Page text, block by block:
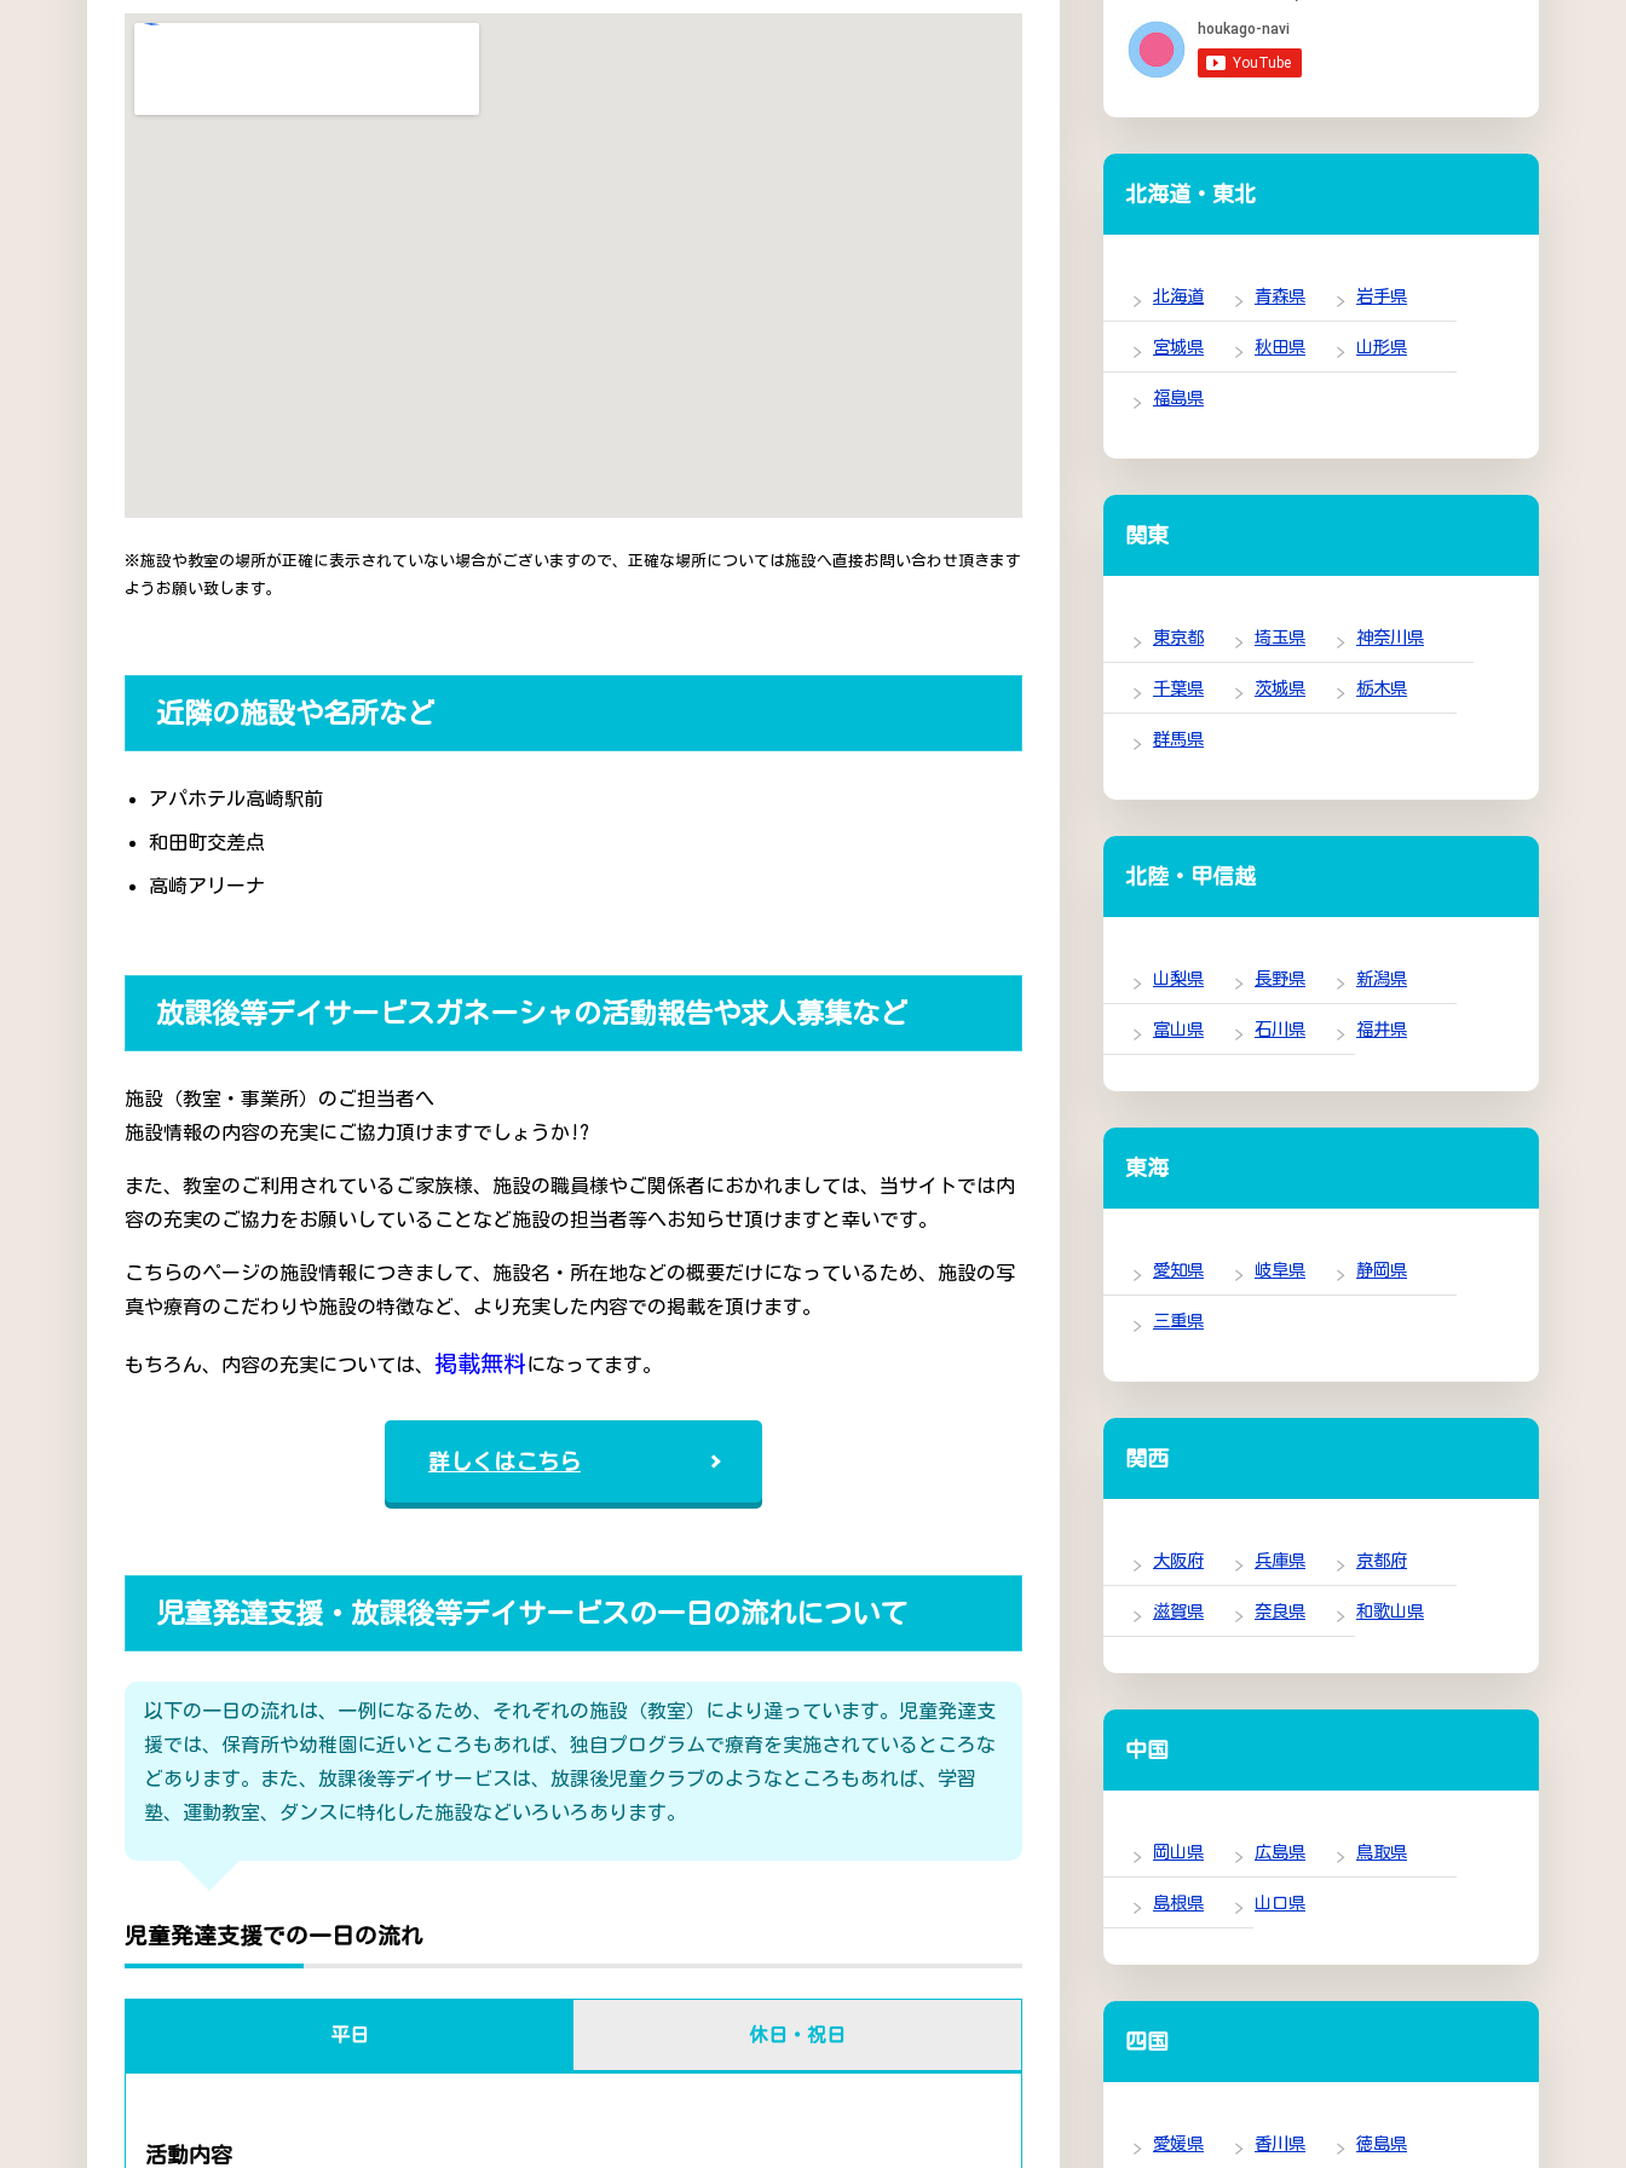
※施設や教室の場所が正確に表示されていない場合がございますので、正確な場所については施設へ直接お問い合わせ頂きます
ようお願い致します。
近隣の施設や名所など
アパホテル高崎駅前
和田町交差点
高崎アリーナ
放課後等デイサービスガネーシャの活動報告や求人募集など
施設（教室・事業所）のご担当者へ
施設情報の内容の充実にご協力頂けますでしょうか!?
また、教室のご利用されているご家族様、施設の職員様やご関係者におかれましては、当サイトでは内
容の充実のご協力をお願いしていることなど施設の担当者等へお知らせ頂けますと幸いです。
こちらのページの施設情報につきまして、施設名・所在地などの概要だけになっているため、施設の写
真や療育のこだわりや施設の特徴など、より充実した内容での掲載を頂けます。
もちろん、内容の充実については、 掲載無料になってます。
詳しくはこちら
児童発達支援・放課後等デイサービスの一日の流れについて
以下の一日の流れは、一例になるため、それぞれの施設（教室）により違っています。児童発達支
援では、保育所や幼稚園に近いところもあれば、独自プログラムで療育を実施されているところな
どあります。また、放課後等デイサービスは、放課後児童クラブのようなところもあれば、学習
塾、運動教室、ダンスに特化した施設などいろいろあります。
児童発達支援での一日の流れ
平日 休日・祝日
活動内容
北海道・東北
北海道 青森県 岩手県
宮城県 秋田県 山形県
福島県
関東
東京都 埼玉県 神奈川県
千葉県 茨城県 栃木県
群馬県
北陸・甲信越
山梨県 長野県 新潟県
富山県 石川県 福井県
東海
愛知県 岐阜県 静岡県
三重県
関西
大阪府 兵庫県 京都府
滋賀県 奈良県 和歌山県
中国
岡山県 広島県 鳥取県
島根県 山口県
四国
愛媛県 香川県 徳島県